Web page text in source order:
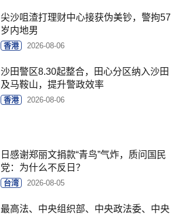
尖沙咀渣打理财中心接获伪美钞，警拘57
岁内地男
香港 2026-08-06
沙田警区8.30起整合，田心分区纳入沙田
及马鞍山，提升警政效率
香港 2026-08-06
日感谢郑丽文捐款“青鸟”气炸，质问国民
党：为什么不反日？
台湾 2026-08-05
最高法、中央组织部、中央政法委、中央